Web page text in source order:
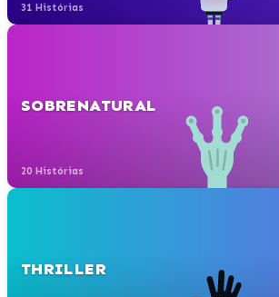
31 Histórias
SOBRENATURAL
20 Histórias
THRILLER